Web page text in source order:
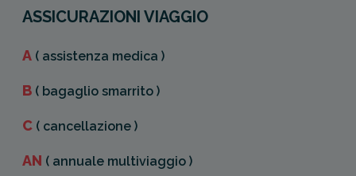
ASSICURAZIONI VIAGGIO
A ( assistenza medica )
B ( bagaglio smarrito )
C ( cancellazione )
AN ( annuale multiviaggio )